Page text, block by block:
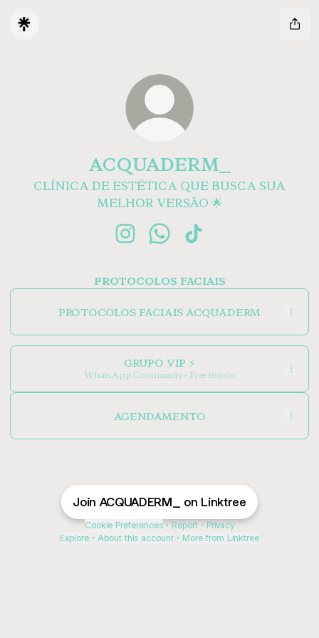
ACQUADERM_
CLÍNICA DE ESTÉTICA QUE BUSCA SUA
MELHOR VERSÃO 🌟
ACQUADERM_ Instagram
ACQUADERM_ WhatsApp
PROTOCOLOS FACIAIS
PROTOCOLOS FACIAIS ACQUADERM
GRUPO VIP ⚡️
WhatsApp Community • Free to join
AGENDAMENTO
Join ACQUADERM_ on Linktree
Cookie Preferences • Report • Privacy
Explore • About this account • More from Linktree